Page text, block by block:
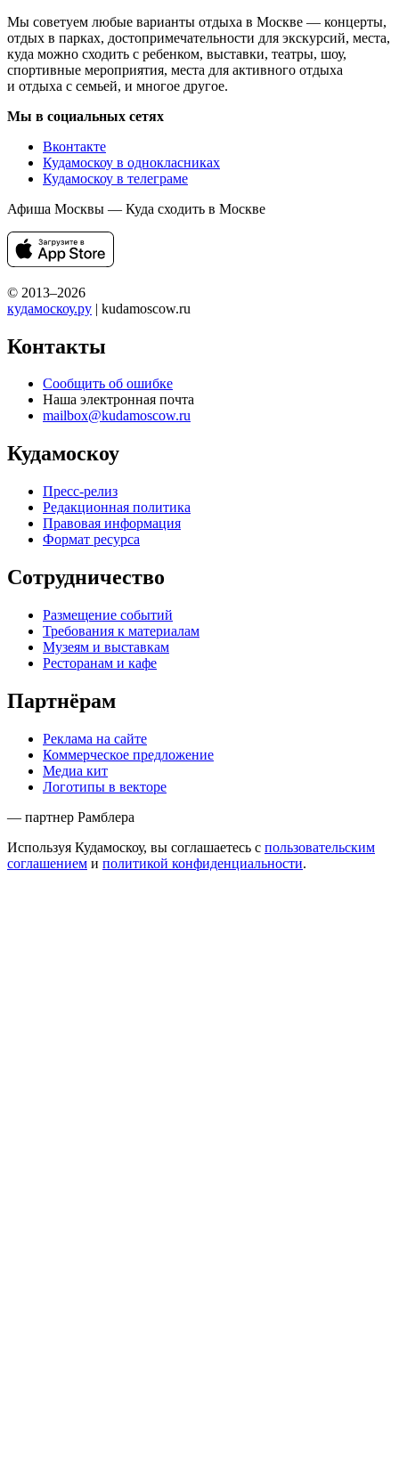
Мы советуем любые варианты отдыха в Москве — концерты,
отдых в парках, достопримечательности для экскурсий, места,
куда можно сходить с ребенком, выставки, театры, шоу,
спортивные мероприятия, места для активного отдыха
и отдыха с семьей, и многое другое.
Мы в социальных сетях
Вконтакте
Кудамоскоу в однокласниках
Кудамоскоу в телеграме
Афиша Москвы — Куда сходить в Москве
© 2013–2026
кудамоскоу.ру | kudamoscow.ru
Контакты
Сообщить об ошибке
Наша электронная почта
mailbox@kudamoscow.ru
Кудамоскоу
Пресс-релиз
Редакционная политика
Правовая информация
Формат ресурса
Сотрудничество
Размещение событий
Требования к материалам
Музеям и выставкам
Ресторанам и кафе
Партнёрам
Реклама на сайте
Коммерческое предложение
Медиа кит
Логотипы в векторе
— партнер Рамблера
Используя Кудамоскоу, вы соглашаетесь с пользовательским
соглашением и политикой конфиденциальности.